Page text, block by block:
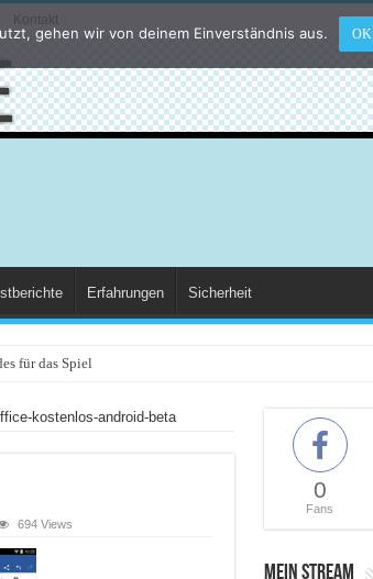
Kontakt
Erfahrungen Sicherheit
für das Spiel
kostenlos-android-beta
694 Views
0
Fans
Mein Stream
gehen wir von deinem Einverständnis aus. OK